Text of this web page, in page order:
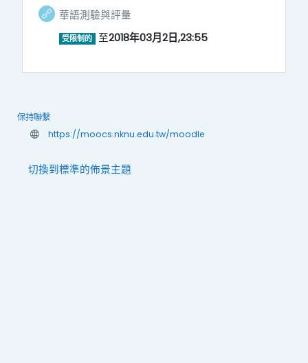
主題大綱
一般華語測驗與評量網址
受限制的 至2018年03月2日,23:55
保持聯繫
https://moocs.nknu.edu.tw/moodle
切換到標準的佈景主題